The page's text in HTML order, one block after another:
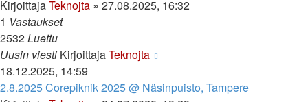
KirjoittajaTeknojta » 27.08.2025, 16:32
1 Vastaukset
2532Luettu
Uusin viesti KirjoittajaTeknojta
18.12.2025, 14:59
2.8.2025 Corepiknik 2025 @ Näsinpuisto, Tampere